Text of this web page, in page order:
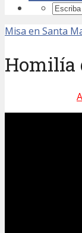
Misa en Santa
Homilía